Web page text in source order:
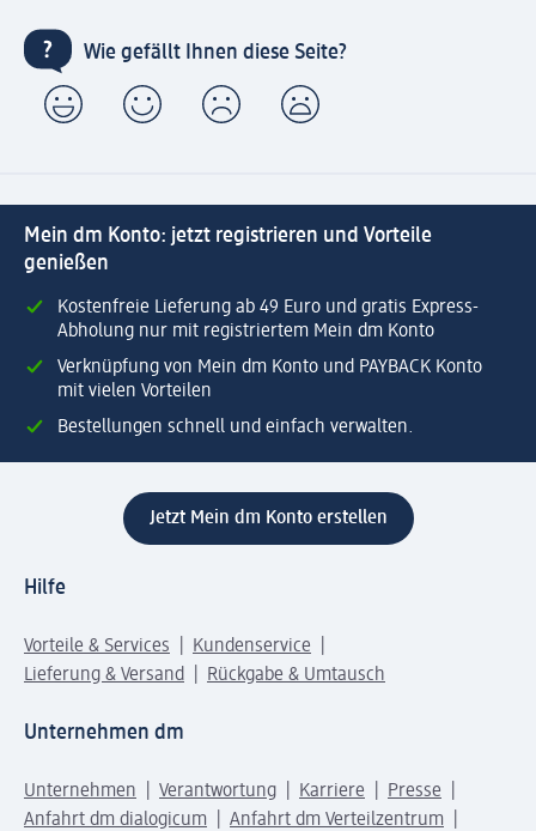
Wie gefällt Ihnen diese Seite?
Mein dm Konto: jetzt registrieren und Vorteile
genießen
Kostenfreie Lieferung ab 49 Euro und gratis Express-
Abholung nur mit registriertem Mein dm Konto
Verknüpfung von Mein dm Konto und PAYBACK Konto
mit vielen Vorteilen
Bestellungen schnell und einfach verwalten.
Jetzt Mein dm Konto erstellen
Hilfe
Vorteile & Services
Kundenservice
Lieferung & Versand
Rückgabe & Umtausch
Unternehmen dm
Unternehmen Verantwortung Karriere
Presse
Anfahrt dm dialogicum
Anfahrt dm Verteilzentrum